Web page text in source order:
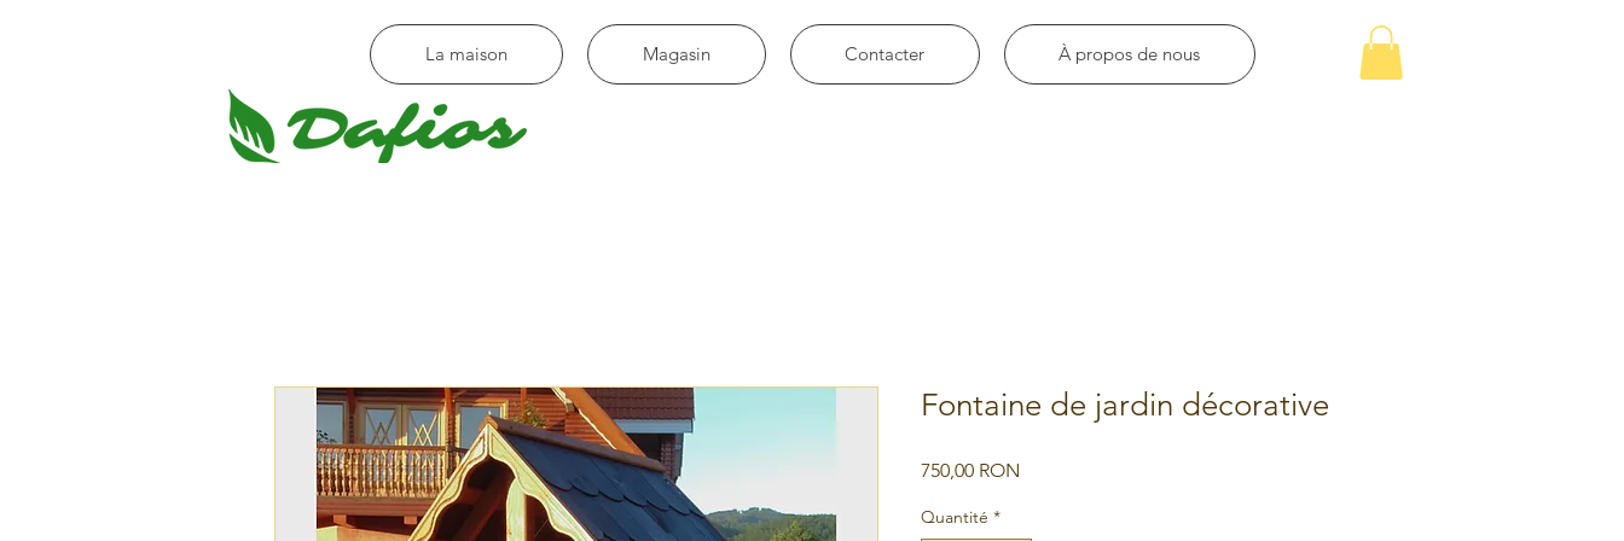
La maison Magasin Contacter À propos de nous
Fontaine de jardin décorative
750,00 RON
Quantité *